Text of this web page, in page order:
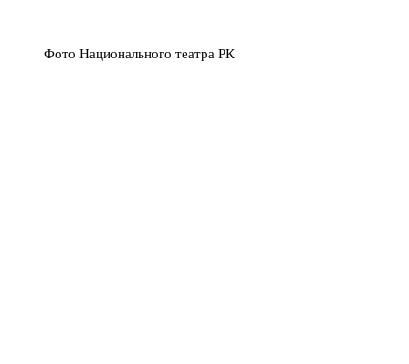
Фото Национального театра РК